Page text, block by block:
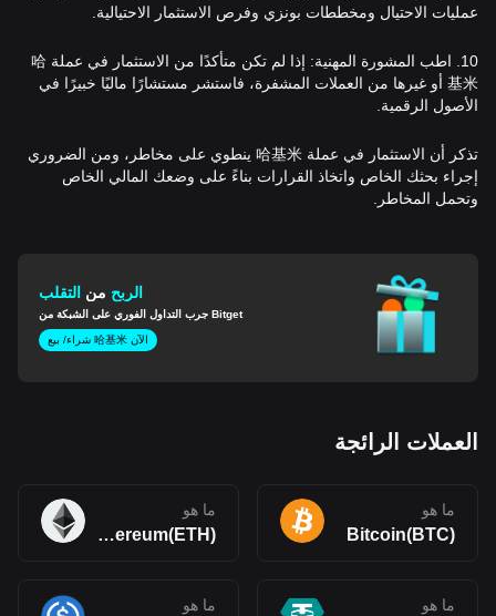
عمليات الاحتيال ومخططات بونزي وفرص الاستثمار الاحتيالية.
10. اطب المشورة المهنية: إذا لم تكن متأكدًا من الاستثمار في عملة 哈
基米 أو غيرها من العملات المشفرة، فاستشر مستشارًا ماليًا خبيرًا في
الأصول الرقمية.
تذكر أن الاستثمار في عملة 哈基米 ينطوي على مخاطر، ومن الضروري
إجراء بحثك الخاص واتخاذ القرارات بناءً على وضعك المالي الخاص
وتحمل المخاطر.
الربح من التقلب
جرب التداول الفوري على الشبكة من Bitget
شراء/ بيع 哈基米 الآن
العملات الرائجة
ما هو
Bitcoin(BTC)
ما هو
Ethereum(ETH)
ما هو ما هو